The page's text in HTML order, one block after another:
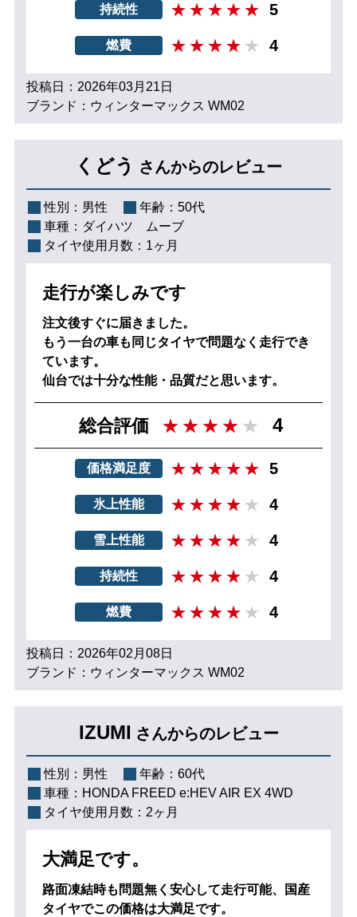
持続性 5
燃費 4
投稿日：2026年03月21日
ブランド：ウィンターマックス WM02
くどう さんからのレビュー
性別： 男性 年齢： 50代
車種： ダイハツ ムーブ
タイヤ使用月数： 1ヶ月
走行が楽しみです
注文後すぐに届きました。
もう一台の車も同じタイヤで問題なく走行でき
ています。
仙台では十分な性能・品質だと思います。
総合評価 4
価格満足度 5
氷上性能 4
雪上性能 4
持続性 4
燃費 4
投稿日：2026年02月08日
ブランド：ウィンターマックス WM02
IZUMI さんからのレビュー
性別： 男性 年齢： 60代
車種： HONDA FREED e:HEV AIR EX 4WD
タイヤ使用月数： 2ヶ月
大満足です。
路面凍結時も問題無く安心して走行可能、国産
タイヤでこの価格は大満足です。